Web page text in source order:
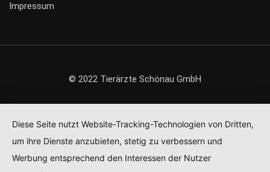
Impressum
© 2022 Tierärzte Schönau GmbH
Diese Seite nutzt Website-Tracking-Technologien von Dritten,
um ihre Dienste anzubieten, stetig zu verbessern und
Werbung entsprechend den Interessen der Nutzer